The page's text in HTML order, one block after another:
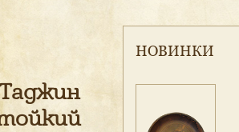
НОВИНКИ